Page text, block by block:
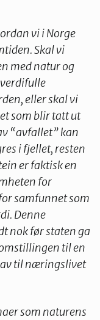
vi i Norge
Skal vi
med natur og
eller skal vi
som blir tatt ut
“avfallet” kan
i fjellet, resten
er faktisk en
for
samfunnet som
Denne
nok før staten ga
til en
til næringslivet
som naturens